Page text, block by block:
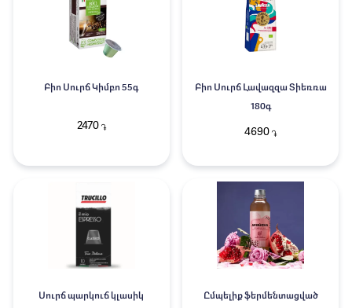
Բիո Սուրճ Կիմբո 55գ
2470֏
Բիո Սուրճ Լավազզա Տիեռռա
180գ
4690 ֏
Սուրճ պարկուճ կլասիկ
Ըմպելիք ֆերմենտացված